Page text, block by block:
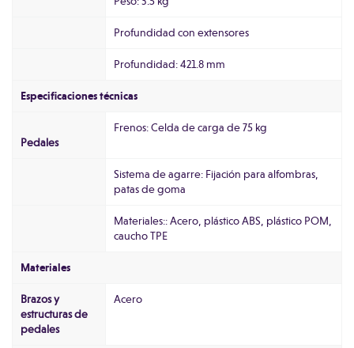
Profundidad con extensores
Profundidad: 421.8 mm
Especificaciones técnicas
Pedales
Frenos: Celda de carga de 75 kg
Sistema de agarre: Fijación para alfombras,
patas de goma
Materiales:: Acero, plástico ABS, plástico POM,
caucho TPE
Materiales
Brazos y
estructuras de
pedales
Acero